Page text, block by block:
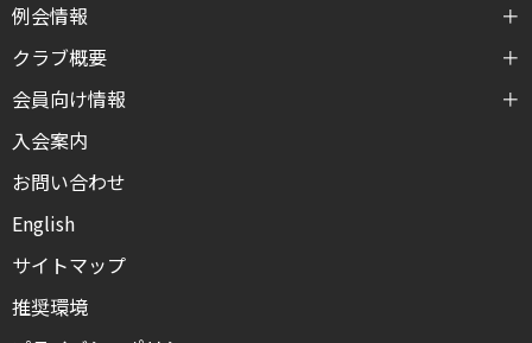
例会情報
クラブ概要
会員向け情報
入会案内
お問い合わせ
English
サイトマップ
推奨環境